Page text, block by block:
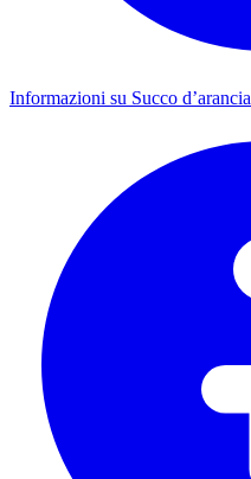
Informazioni su Succo d’arancia